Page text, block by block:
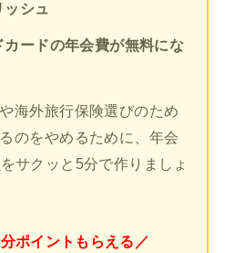
シュ
ードの年会費が無料にな
海外旅行保険選びのため
のをやめるために、年会
をサクッと5分で作りましょ
ポイントもらえる／